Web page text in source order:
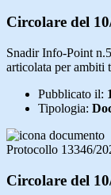
Circolare del
Snadir Info-Point
articolata per ambiti
Pubblicato il:
Tipologia:
Protocollo 13346/
Circolare del